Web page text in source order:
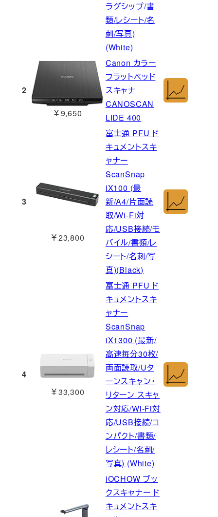
ラグシップ/書
類/レシート/名
刺/写真)
(White)
2
￥9,650
Canon カラー
フラットベッド
スキャナ
CANOSCAN
LIDE 400
3
￥23,800
富士通 PFU ド
キュメントスキ
ャナー
ScanSnap
iX100 (最
新/A4/片面読
取/Wi-Fi対
応/USB接続/モ
バイル/書類/レ
シート/名刺/写
真)(Black)
4
￥33,300
富士通 PFU ド
キュメントスキ
ャナー
ScanSnap
iX1300 (最新/
高速毎分30枚/
両面読取/Uタ
ーンスキャン・
リターン スキャ
ン対応/Wi-Fi対
応/USB接続/コ
ンパクト/書類/
レシート/名刺/
写真) (White)
iOCHOW ブッ
クスキャナー ド
キュメントスキ